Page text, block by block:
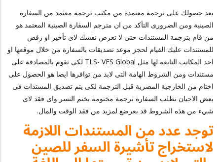
بعد حصولك على ترجمة معتمدة من مكتب ترجمة معتمد من السفارة
الصينية ومن الضرورى التأكد من ان مترجم السفارة الصينية المعتمد هو
من قام بترجمة المستندات حتى لا تعرض نفسك لاى تأخير او رفض
للمستندات عليك القيام لحجز موعد تصديقات بالسفارة من خلال موقعها او
احد المكاتب التابعه لها مثل TLS- VFS Global لكى تقوم بالمصادقة على
مستندات ومن الشروط الهامة التى لابد من توافرها ايضا هو الحصول على
اختام من الخارجية المصرية قبل الترجمة لكى يتم تصديق المستدات فى
بعض الاحيان تطلب السفارة ترجمة مختومة بختم النسر واى فقد لاى
شيء من هذه الشروط قد بعرضع لمزيد من فقد الوقت والمال.
توجد عدد من المستندات اللازمة
لاستخراج تأشيرة السفر للصين